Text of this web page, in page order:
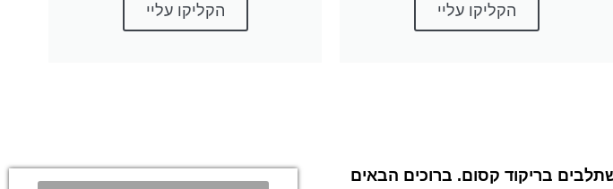
הקליקו עליי הקליקו עליי
בריקוד קסום. ברוכים הבאים